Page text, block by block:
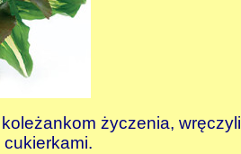
życzenia, wręczyli